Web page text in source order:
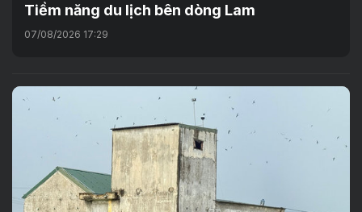
Tiềm năng du lịch bên dòng Lam
07/08/2026 17:29